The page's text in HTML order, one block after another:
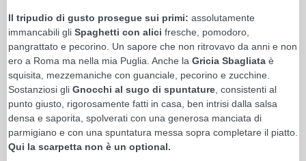
Il tripudio di gusto prosegue sui primi: assolutamente
immancabili gli Spaghetti con alici fresche, pomodoro,
pangrattato e pecorino. Un sapore che non ritrovavo da anni e non
ero a Roma ma nella mia Puglia. Anche la Gricia Sbagliata è
squisita, mezzemaniche con guanciale, pecorino e zucchine.
Sostanziosi gli Gnocchi al sugo di spuntature , consistenti al
punto giusto, rigorosamente fatti in casa, ben intrisi dalla salsa
densa e saporita, spolverati con una generosa manciata di
parmigiano e con una spuntatura messa sopra completare il piatto.
Qui la scarpetta non è un optional.